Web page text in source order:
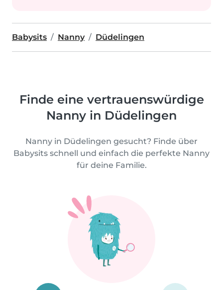
Babysits Nanny Düdelingen
Finde eine vertrauenswürdige
Nanny in Düdelingen
Nanny in Düdelingen gesucht? Finde über
Babysits schnell und einfach die perfekte Nanny
für deine Familie.